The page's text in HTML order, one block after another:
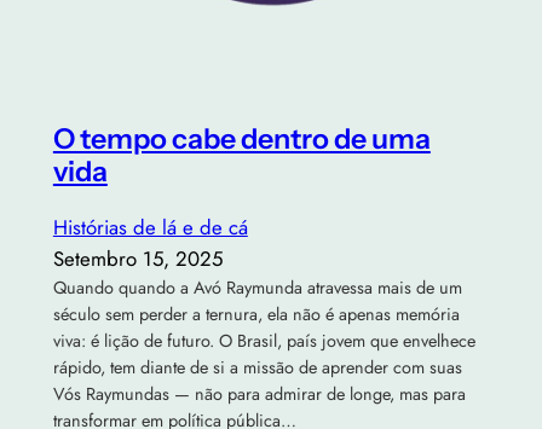
O tempo cabe dentro de uma
vida
Histórias de lá e de cá
Setembro 15, 2025
Quando quando a Avó Raymunda atravessa mais de um
século sem perder a ternura, ela não é apenas memória
viva: é lição de futuro. O Brasil, país jovem que envelhece
rápido, tem diante de si a missão de aprender com suas
Vós Raymundas — não para admirar de longe, mas para
transformar em política pública…